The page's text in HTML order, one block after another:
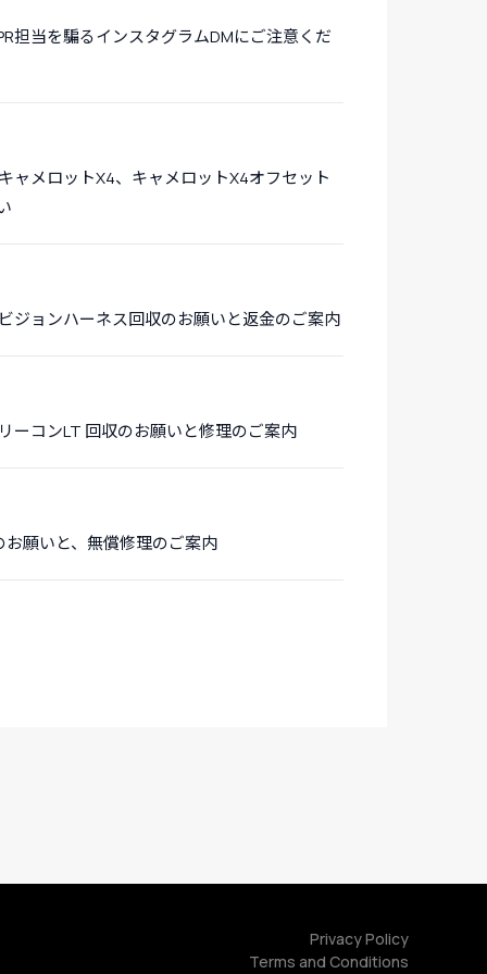
担当を騙るインスタグラムDMにご注意くだ
ャメロットX4、キャメロットX4オフセット
ジョンハーネス回収のお願いと返金のご案内
ーコンLT 回収のお願いと修理のご案内
お願いと、無償修理のご案内
Privacy Policy
Terms and Conditions